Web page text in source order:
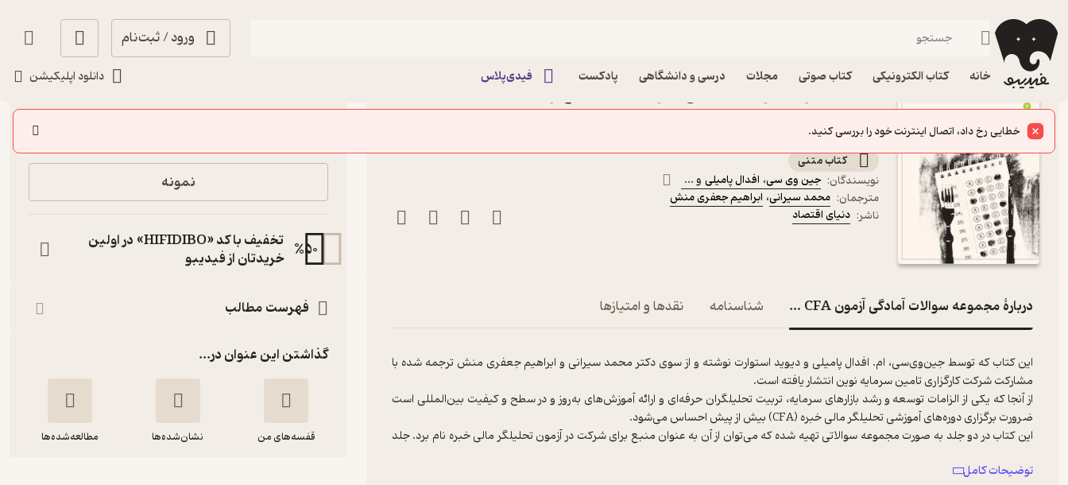
ورود / ثبت‌نام
خانه کتاب الکترونیکی کتاب صوتی مجلات درسی و دانشگاهی پادکست فیدی‌پلاس دانلود اپلیکیشن
فیدیبو کتاب الکترونیکی
جلد 2 اثر جین وی سی نشر دنیای اقتصاد
جلد دوم
کتاب متنی
نویسندگان: جین وی سی، افدال پامیلی و ...
مترجمان: محمد سیرانی، ابراهیم جعفری منش
ناشر: دنیای اقتصاد
دربارۀ مجموعه سوالات آمادگی آزمون CFA سطح اول جلد 2 شناسنامه نقدها و امتیازها
این کتاب که توسط جین‌وی‌سی، ام. افدال پامیلی و دیوید استوارت نوشته و از سوی دکتر محمد سیرانی و ابراهیم جعفری منش ترجمه شده با
از آنجا که یکی از الزامات توسعه و رشد بازارهای سرمایه، تربیت تحلیلگران حرفه‌ای و ارائه آموزش‌های به‌روز و در سطح و کیفیت بین‌المللی است
این کتاب در دو جلد به صورت مجموعه سوالاتی تهیه شده که می‌توان از آن به عنوان منبع برای شرکت در آزمون تحلیلگر مالی خبره نام برد. جلد
توضیحات کامل
20,000
نمونه
%50
تخفیف با کد «HIFIDIBO» در اولین
خریدتان از فیدیبو
فهرست مطالب
گذاشتن این عنوان در...
قفسه‌های من نشان‌شده‌ها مطالعه‌شده‌ها
خطایی رخ داد، اتصال اینترنت خود را بررسی کنید.